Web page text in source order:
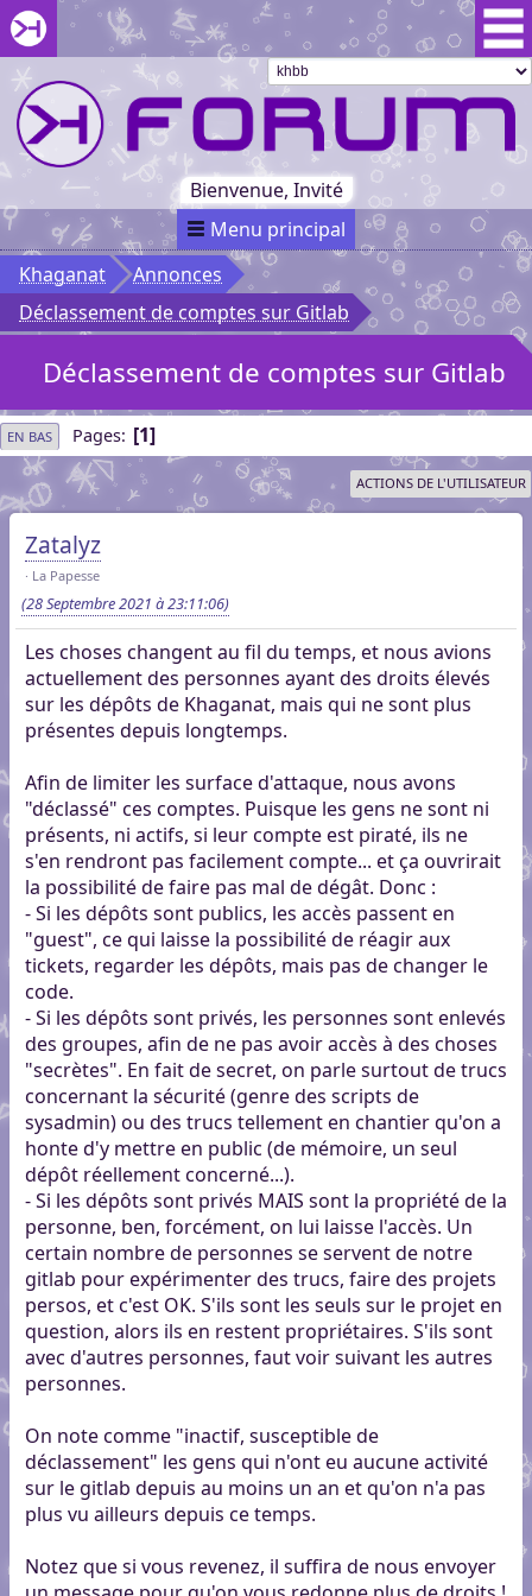
Aller au menu du forum
Aller au contenu du forum
Aller à la recherche dans le forum
Passer le
menu
Khaganat
Retour
au début
du menu
Khaganat
Bienvenue, Invité
Menu principal
Khaganat
Annonces
Déclassement de comptes sur Gitlab
Déclassement de comptes sur Gitlab
EN BAS Pages 1
ACTIONS DE L'UTILISATEUR
Zatalyz
La Papesse
(28 Septembre 2021 à 23:11:06)
Les choses changent au fil du temps, et nous avions
actuellement des personnes ayant des droits élevés
sur les dépôts de Khaganat, mais qui ne sont plus
présentes depuis longtemps.
Afin de limiter les surface d'attaque, nous avons
"déclassé" ces comptes. Puisque les gens ne sont ni
présents, ni actifs, si leur compte est piraté, ils ne
s'en rendront pas facilement compte... et ça ouvrirait
la possibilité de faire pas mal de dégât. Donc :
- Si les dépôts sont publics, les accès passent en
"guest", ce qui laisse la possibilité de réagir aux
tickets, regarder les dépôts, mais pas de changer le
code.
- Si les dépôts sont privés, les personnes sont enlevés
des groupes, afin de ne pas avoir accès à des choses
"secrètes". En fait de secret, on parle surtout de trucs
concernant la sécurité (genre des scripts de
sysadmin) ou des trucs tellement en chantier qu'on a
honte d'y mettre en public (de mémoire, un seul
dépôt réellement concerné...).
- Si les dépôts sont privés MAIS sont la propriété de la
personne, ben, forcément, on lui laisse l'accès. Un
certain nombre de personnes se servent de notre
gitlab pour expérimenter des trucs, faire des projets
persos, et c'est OK. S'ils sont les seuls sur le projet en
question, alors ils en restent propriétaires. S'ils sont
avec d'autres personnes, faut voir suivant les autres
personnes.
On note comme "inactif, susceptible de
déclassement" les gens qui n'ont eu aucune activité
sur le gitlab depuis au moins un an et qu'on n'a pas
plus vu ailleurs depuis ce temps.
Notez que si vous revenez, il suffira de nous envoyer